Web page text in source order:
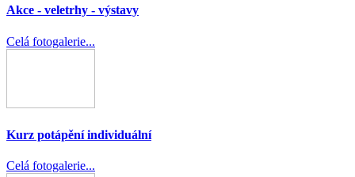
Akce - veletrhy - výstavy
Celá fotogalerie...
Kurz potápění individuální
Celá fotogalerie...